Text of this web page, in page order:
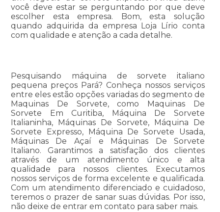
você deve estar se perguntando por que deve
escolher esta empresa. Bom, esta solução
quando adquirida da empresa Loja Lírio conta
com qualidade e atenção a cada detalhe.
Pesquisando máquina de sorvete italiano
pequena preços Pará? Conheça nossos serviços
entre eles estão opções variadas do segmento de
Maquinas De Sorvete, como Maquinas De
Sorvete Em Curitiba, Máquina De Sorvete
Italianinha, Máquinas De Sorvete, Máquina De
Sorvete Expresso, Máquina De Sorvete Usada,
Máquinas De Açaí e Máquinas De Sorvete
Italiano. Garantimos a satisfação dos clientes
através de um atendimento único e alta
qualidade para nossos clientes. Executamos
nossos serviços de forma excelente e qualificada.
Com um atendimento diferenciado e cuidadoso,
teremos o prazer de sanar suas dúvidas. Por isso,
não deixe de entrar em contato para saber mais.